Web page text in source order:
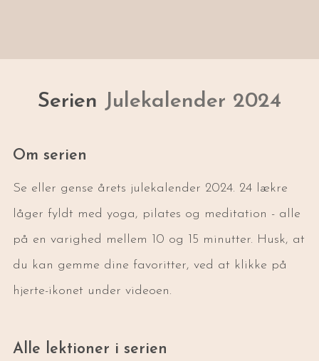
Serien Julekalender 2024
Om serien
Se eller gense årets julekalender 2024. 24 lækre
låger fyldt med yoga, pilates og meditation - alle
på en varighed mellem 10 og 15 minutter. Husk, at
du kan gemme dine favoritter, ved at klikke på
hjerte-ikonet under videoen.
Alle lektioner i serien